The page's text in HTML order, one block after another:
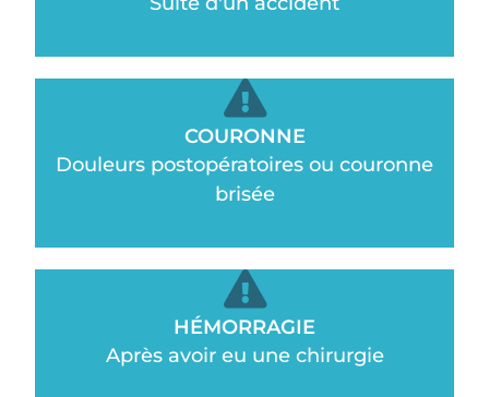
COURONNE
Douleurs postopératoires ou couronne
brisée
HÉMORRAGIE
Après avoir eu une chirurgie